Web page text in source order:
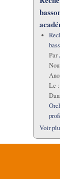
Par
Le :
Voir